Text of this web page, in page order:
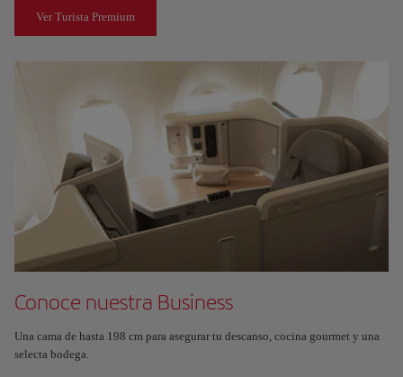
Ver Turista Premium
Conoce nuestra Business
Una cama de hasta 198 cm para asegurar tu descanso, cocina gourmet y una
selecta bodega.